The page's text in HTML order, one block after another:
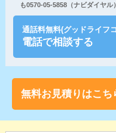
も0570-05-5858（ナビダイヤル
通話料無料(グッドライフ
電話で相談する
無料お見積りはこち